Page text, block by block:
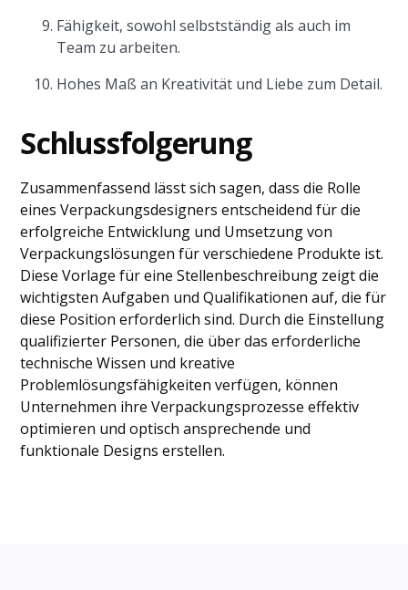
Fähigkeit, sowohl selbstständig als auch im
Team zu arbeiten.
Hohes Maß an Kreativität und Liebe zum Detail.
Schlussfolgerung
Zusammenfassend lässt sich sagen, dass die Rolle
eines Verpackungsdesigners entscheidend für die
erfolgreiche Entwicklung und Umsetzung von
Verpackungslösungen für verschiedene Produkte ist.
Diese Vorlage für eine Stellenbeschreibung zeigt die
wichtigsten Aufgaben und Qualifikationen auf, die für
diese Position erforderlich sind. Durch die Einstellung
qualifizierter Personen, die über das erforderliche
technische Wissen und kreative
Problemlösungsfähigkeiten verfügen, können
Unternehmen ihre Verpackungsprozesse effektiv
optimieren und optisch ansprechende und
funktionale Designs erstellen.